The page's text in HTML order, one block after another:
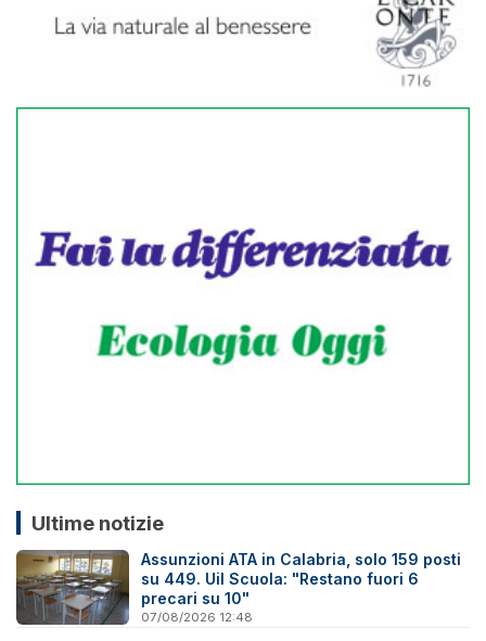
Ultime notizie
Assunzioni ATA in Calabria, solo 159 posti
su 449. Uil Scuola: "Restano fuori 6
precari su 10"
07/08/2026 12:48